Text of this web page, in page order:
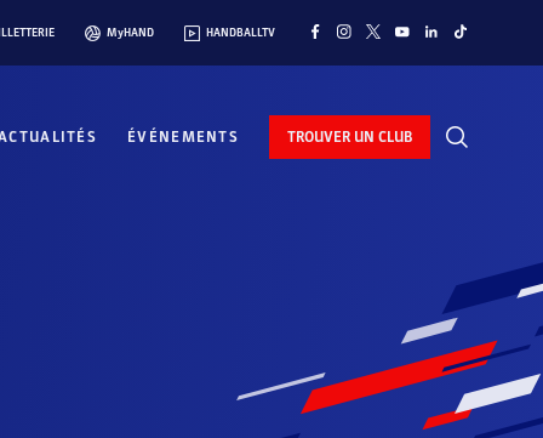
MyHAND HANDBALLTV
ÉVÉNEMENTS TROUVER UN CLUB